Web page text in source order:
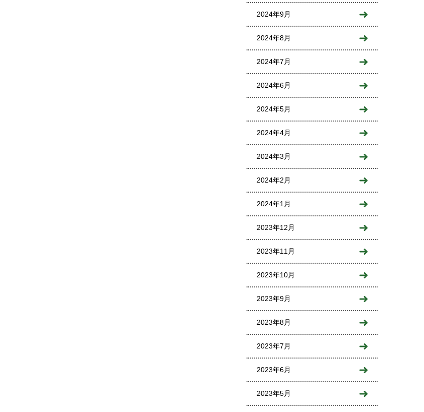
2024年9月
2024年8月
2024年7月
2024年6月
2024年5月
2024年4月
2024年3月
2024年2月
2024年1月
2023年12月
2023年11月
2023年10月
2023年9月
2023年8月
2023年7月
2023年6月
2023年5月